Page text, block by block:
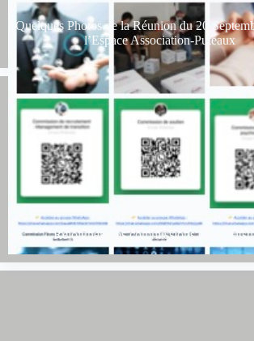
Quelques Photos de la Réunion du 20
l’Espace Association-Puteaux
Rejoignez nos commissions sur